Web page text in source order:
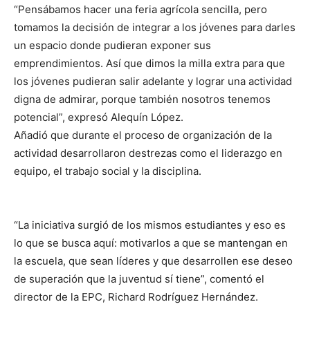
“Pensábamos hacer una feria agrícola sencilla, pero
tomamos la decisión de integrar a los jóvenes para darles
un espacio donde pudieran exponer sus
emprendimientos. Así que dimos la milla extra para que
los jóvenes pudieran salir adelante y lograr una actividad
digna de admirar, porque también nosotros tenemos
potencial”, expresó Alequín López.
Añadió que durante el proceso de organización de la
actividad desarrollaron destrezas como el liderazgo en
equipo, el trabajo social y la disciplina.
“La iniciativa surgió de los mismos estudiantes y eso es
lo que se busca aquí: motivarlos a que se mantengan en
la escuela, que sean líderes y que desarrollen ese deseo
de superación que la juventud sí tiene”, comentó el
director de la EPC, Richard Rodríguez Hernández.